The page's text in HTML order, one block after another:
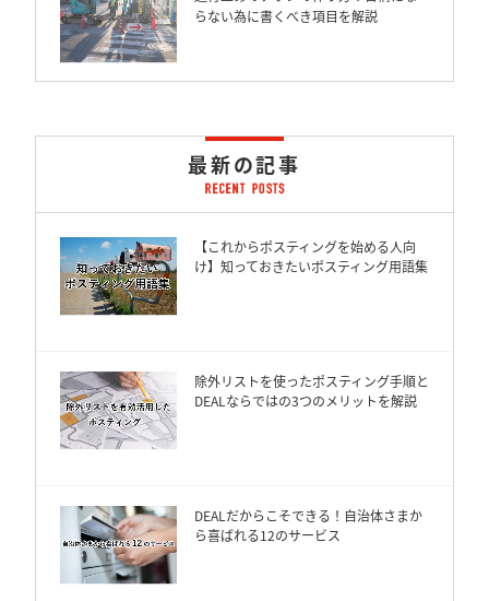
らない為に書くべき項目を解説
最新の記事
【これからポスティングを始める人向
け】知っておきたいポスティング用語集
除外リストを使ったポスティング手順と
DEALならではの3つのメリットを解説
DEALだからこそできる！自治体さまか
ら喜ばれる12のサービス